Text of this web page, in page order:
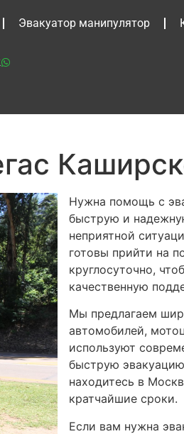
Эвакуатор манипулятор
Нужна помощь с
быструю и
неприятной
готовы прийти на
круглосуточно,
качественную
Мы предлагаем
автомобилей,
используют
быструю
находитесь в
кратчайшие сроки.
Если вам нужна